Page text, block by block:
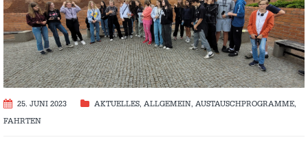
25. JUNI 2023 AKTUELLES, ALLGEMEIN, AUSTAUSCH­PROGRAMME,
FAHRTEN